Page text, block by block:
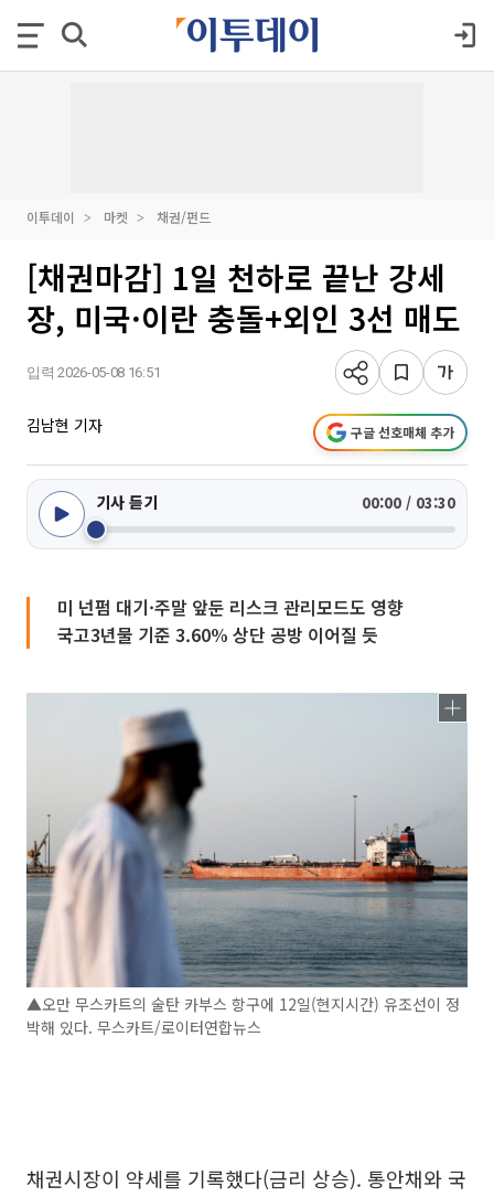
이투데이 마켓 채권/펀드
[채권마감] 1일 천하로 끝난 강세
장, 미국·이란 충돌+외인 3선 매도
입력 2026-05-08 16:51
김남현 기자 구글 선호매체 추가
기사 듣기 00:00 / 03:30
미 넌펌 대기·주말 앞둔 리스크 관리모드도 영향
국고3년물 기준 3.60% 상단 공방 이어질 듯
▲오만 무스카트의 술탄 카부스 항구에 12일(현지시간) 유조선이 정
박해 있다. 무스카트/로이터연합뉴스
채권시장이 약세를 기록했다(금리 상승). 통안채와 국